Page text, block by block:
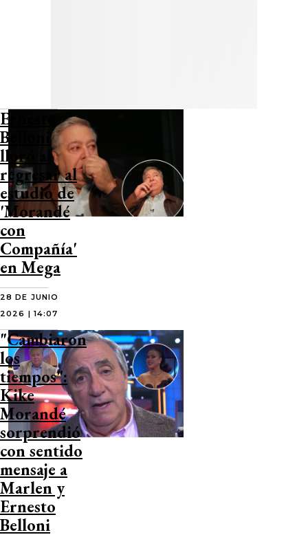
Ernesto
Belloni
lloró al
regresar al
estudio de
'Morandé
con
Compañía'
en Mega
28 DE JUNIO
2026 | 14:07
"Cambiaron
los
tiempos":
Kike
Morandé
sorprendió
con sentido
mensaje a
Marlen y
Ernesto
Belloni